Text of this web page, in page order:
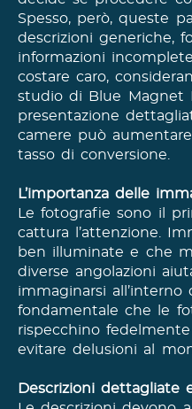
Spesso, però, queste
descrizioni generiche,
informazioni
costare caro,
studio di Blue Magnet
presentazione
camere può
tasso di conversione.
L’importanza delle
Le fotografie sono il
cattura l’attenzione.
ben illuminate e che
diverse angolazioni
immaginarsi all’interno
fondamentale che le
rispecchino
evitare delusioni al
Descrizioni dettagliate